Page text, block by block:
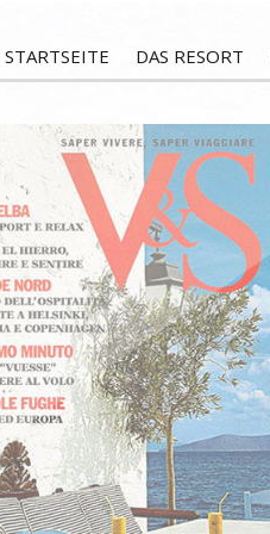
STARTSEITE DAS RESORT